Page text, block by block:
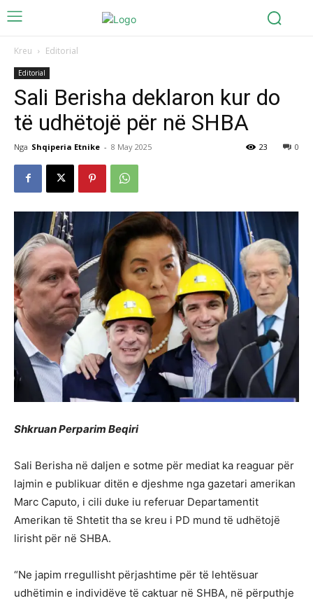
Kreu Editorial
Editorial
Sali Berisha deklaron kur do
të udhëtojë për në SHBA
Nga Shqiperia Etnike - 8 May 2025 0
23
Shkruan Perparim Beqiri
Sali Berisha në daljen e sotme për mediat ka reaguar për
lajmin e publikuar ditën e djeshme nga gazetari amerikan
Marc Caputo, i cili duke iu referuar Departamentit
Amerikan të Shtetit tha se kreu i PD mund të udhëtojë
lirisht për në SHBA.
“Ne japim rregullisht përjashtime për të lehtësuar
udhëtimin e individëve të caktuar në SHBA, në përputhje